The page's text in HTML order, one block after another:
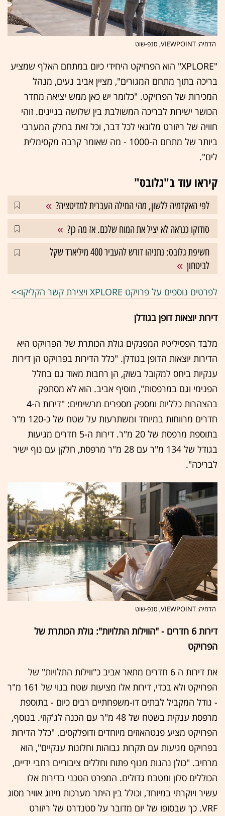
הדמיה: VIEWPOINT, סנפ-שוט
"XPLORE" הוא הפרויקט היחידי כיום במתחם האלף שמציע
בריכה בתוך מתחם המגורים", מציין אביב נעים, מנהל
המכירות של הפרויקט. "כלומר יש כאן ממש יציאה מחדר
הכושר ישירות לבריכה המשולבת בין שלושה בניינים. זוהי
חוויה של ריזורט מלונאי לכל דבר, וכל זאת בחלק המערבי
ביותר של מתחם ה-1000 - מה שאומר קרבה מקסימלית
לים".
קיראו עוד ב"גלובס"
לפי האקדמיה ללשון, מהי המילה העברית למדיטציה?
סודוקו כנראה לא יציל את המוח שלכם. אז מה כן?
חשיפת גלובס: נתניהו דורש להעביר 400 מיליארד שקל
לביטחון
לפרטים נוספים על פרויקט XPLORE ויצירת קשר הקליקו>>
דירות יוצאות דופן בגודלן
מלבד הפסיליטיז המפנקים גולת הכותרת של הפרויקט היא
הדירות יוצאות הדופן בגודלן. "כלל הדירות בפרויקט הן דירות
ענקיות ביחס למקובל בשוק, הן רחבות מאוד גם בחלל
הפנימי וגם במרפסות", מוסיף אביב. הוא לא מסתפק
בהצהרות כלליות ומספק מספרים מרשימים: "דירות ה-4
חדרים מרווחות במיוחד ומשתרעות על שטח של כ-120 מ"ר
בתוספת מרפסת של 20 מ"ר. דירות ה-5 חדרים מגיעות
בגודל של 134 מ"ר עם 28 מ"ר מרפסת, חלקן עם נוף ישיר
לבריכה".
הדמיה: VIEWPOINT, סנפ-שוט
דירות 6 חדרים - "הווילות התלויות": גולת הכותרת של
הפרויקט
את דירות ה 6 חדרים מתאר אביב כ"ווילות התלויות" של
הפרויקט ולא בכדי, דירות אלו מציעות שטח בנוי של 161 מ"ר
- גודל המקביל לבתים דו-משפחתיים רבים כיום - בתוספת
מרפסת ענקית בשטח של 48 מ"ר עם הכנה לג'קוזי. בנוסף,
הפרויקט מציע פנטהאוזים מיוחדים ודופלקסים. "כלל הדירות
בפרויקט מגיעות עם תקרות גבוהות וחלונות ענקיים", הוא
מרחיב. "כולן נהנות מנוף פתוח וחללים ציבוריים רחבי ידיים,
הכוללים סלון ומטבח גדולים. המפרט הטכני בדירות אלו
עשיר ויוקרתי במיוחד, וכולל בין היתר מערכות מיזוג אוויר מסוג
VRF. כך שבסופו של יום מדובר על סטנדרט של ריזורט